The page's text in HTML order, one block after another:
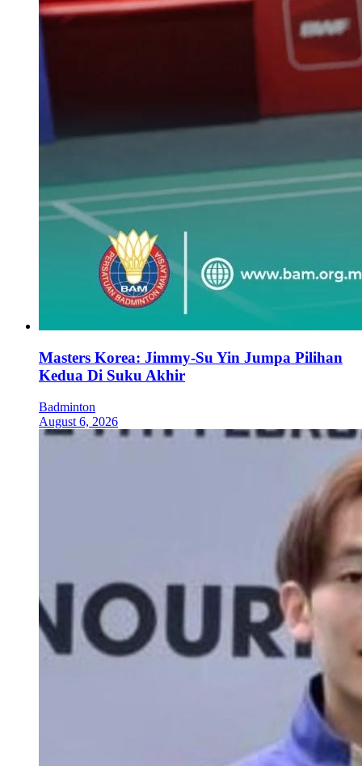
Masters Korea: Jimmy-Su Yin Jumpa Pilihan
Kedua Di Suku Akhir
Badminton
August 6, 2026